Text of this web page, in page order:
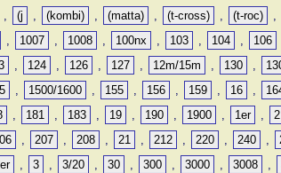
, (j , (kombi) , (matta) , (t-cross) , (t-roc) ,
, 1007 , 1008 , 100nx , 103 , 104 , 106
, 124 , 126 , 127 , 12m/15m , 130 ,
, 1500/1600 , 155 , 156 , 159 , 16 ,
, 181 , 183 , 19 , 190 , 1900 , 1er , 2
, 207 , 208 , 21 , 212 , 220 , 240 ,
, 3 , 3/20 , 30 , 300 , 3000 , 3008 ,